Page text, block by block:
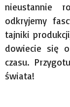
nieustannie
odkryjemy
tajniki
dowiecie się
czasu.
świata!